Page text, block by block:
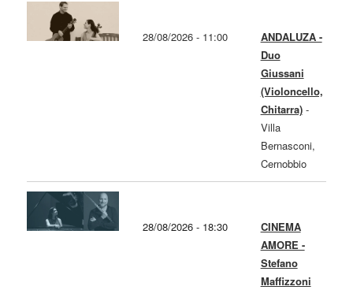
28/08/2026 - 11:00
ANDALUZA -
Duo
Giussani
(Violoncello,
Chitarra)-
Villa
Bernasconi,
Cernobbio
28/08/2026 - 18:30
CINEMA
AMORE -
Stefano
Maffizzoni